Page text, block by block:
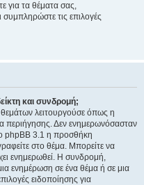
για τα θέματα σας,
συμπληρώστε τις επιλογές
και συνδρομή;
λειτουργούσε όπως η
περιήγησης. Δεν ενημερωνόσασταν
phpBB 3.1 η προσθήκη
στο θέμα. Μπορείτε να
ενημερωθεί. Η συνδρομή,
ενημέρωση σε ένα θέμα ή σε μια
ειδοποίησης για